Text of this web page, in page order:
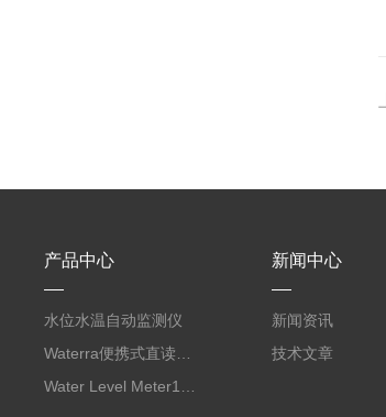
产品中心
水位水温自动监测仪
新闻中心
新闻资讯
技术文章